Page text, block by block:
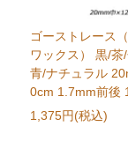
ゴーストレース
ワックス） 黒/茶
青/ナチュラル
0cm 1.7mm前後
1,375円(税込)